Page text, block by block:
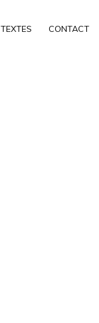
TEXTES CONTACT